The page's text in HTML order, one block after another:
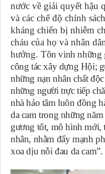
nước về giải quyết hậu
và các chế độ chính
kháng chiến bị nhiễm
cháu của họ và nhân
hưởng. Tôn vinh những
công tác xây dựng Hội;
những nạn nhân chất
những người trực tiếp
nhà hảo tâm luôn đồng
da cam trong những
gương tốt, mô hình mới,
nhân, nhằm đẩy mạnh
xoa dịu nỗi đau da cam”.